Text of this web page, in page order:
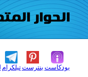
تيلكرامبنترست بودكاست